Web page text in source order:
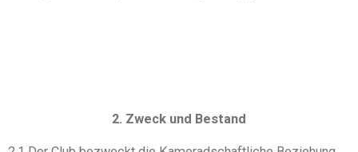
2. Zweck und Bestand